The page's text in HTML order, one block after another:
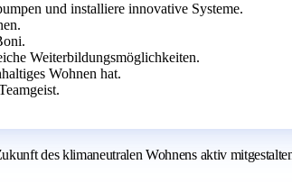
und installiere innovative Systeme.
Weiterbildungsmöglichkeiten.
Wohnen hat.
des klimaneutralen Wohnens aktiv